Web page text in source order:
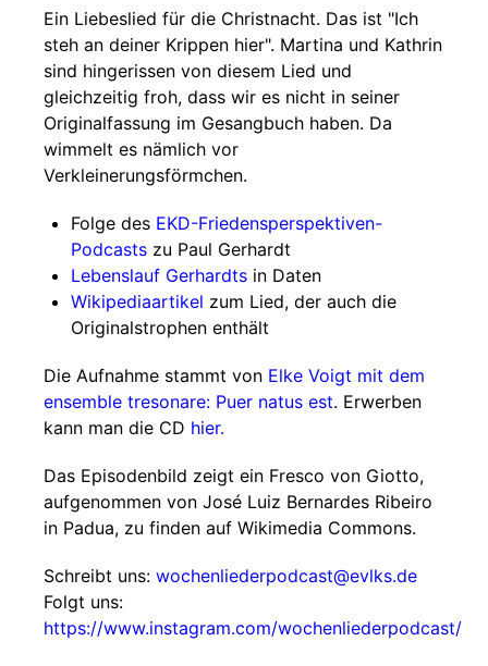
Ein Liebeslied für die Christnacht. Das ist "Ich
steh an deiner Krippen hier". Martina und Kathrin
sind hingerissen von diesem Lied und
gleichzeitig froh, dass wir es nicht in seiner
Originalfassung im Gesangbuch haben. Da
wimmelt es nämlich vor
Verkleinerungsförmchen.
Folge des EKD-Friedensperspektiven-
Podcasts zu Paul Gerhardt
Lebenslauf Gerhardts in Daten
Wikipediaartikel zum Lied, der auch die
Originalstrophen enthält
Die Aufnahme stammt von Elke Voigt mit dem
ensemble tresonare: Puer natus est. Erwerben
kann man die CD hier.
Das Episodenbild zeigt ein Fresco von Giotto,
aufgenommen von José Luiz Bernardes Ribeiro
in Padua, zu finden auf Wikimedia Commons.
Schreibt uns: wochenliederpodcast@evlks.de
Folgt uns:
https://www.instagram.com/wochenliederpodcast/